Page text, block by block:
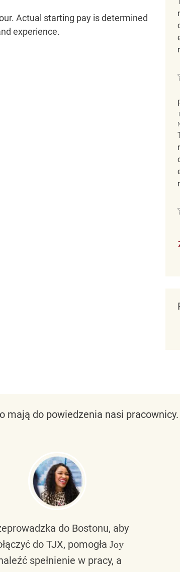
Actual starting pay is determined
experience.
mają do powiedzenia nasi pracownicy.
do Bostonu, aby
do TJX, pomogła Joy
spełnienie w pracy, a